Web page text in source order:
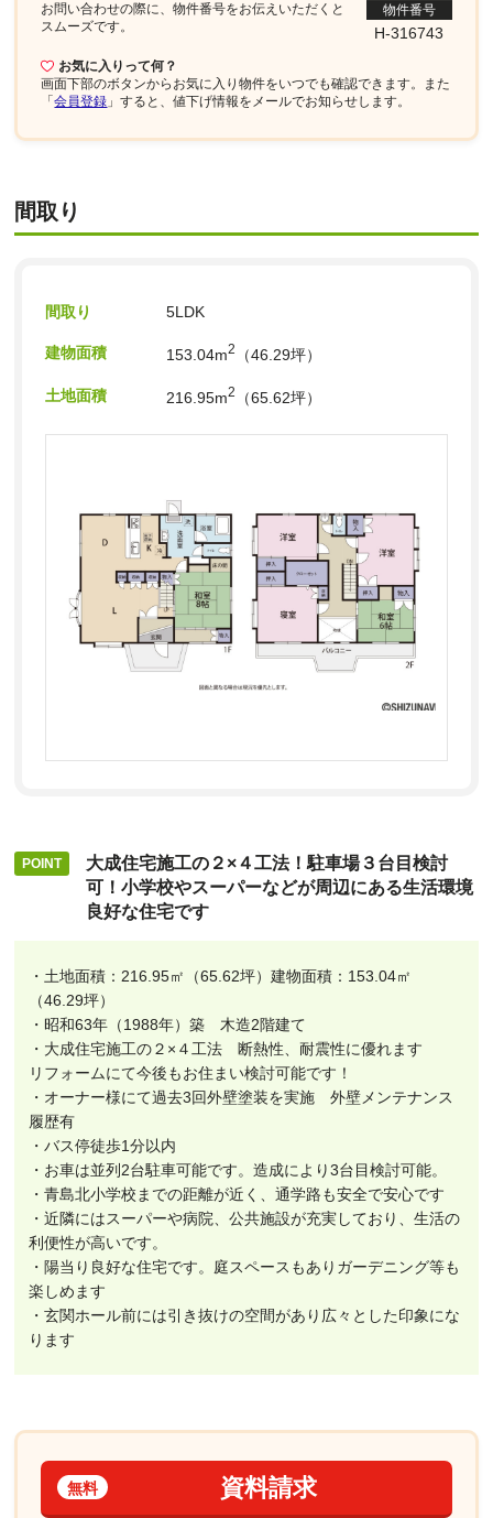
お気に入りって何？
画面下部のボタンからお気に入り物件をいつでも確認できます。また
「会員登録 」すると、値下げ情報をメールでお知らせします。
お問い合わせの際に、物件番号をお伝えいただくと
スムーズです。
物件番号
H-316743
間取り
間取り 5LDK
建物面積 153.04m2 （46.29坪）
土地面積 216.95m2 （65.62坪）
大成住宅施工の２×４工法！駐車場３台目検討
可！小学校やスーパーなどが周辺にある生活環境
良好な住宅です
・土地面積：216.95㎡（65.62坪）建物面積：153.04㎡
（46.29坪）
・昭和63年（1988年）築 木造2階建て
・大成住宅施工の２×４工法 断熱性、耐震性に優れます
リフォームにて今後もお住まい検討可能です！
・オーナー様にて過去3回外壁塗装を実施 外壁メンテナンス
履歴有
・バス停徒歩1分以内
・お車は並列2台駐車可能です。造成により3台目検討可能。
・青島北小学校までの距離が近く、通学路も安全で安心です
・近隣にはスーパーや病院、公共施設が充実しており、生活の
利便性が高いです。
・陽当り良好な住宅です。庭スペースもありガーデニング等も
楽しめます
・玄関ホール前には引き抜けの空間があり広々とした印象にな
ります
資料請求
無料